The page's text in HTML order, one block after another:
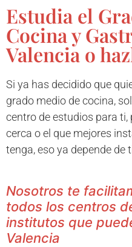
Estudia el
Cocina y
Valencia o
Si ya has decidido que
grado medio de cocina,
centro de estudios para ti,
cerca o el que mejores
tenga, eso ya depende de
Nosotros te
todos los centros
institutos que
Valencia